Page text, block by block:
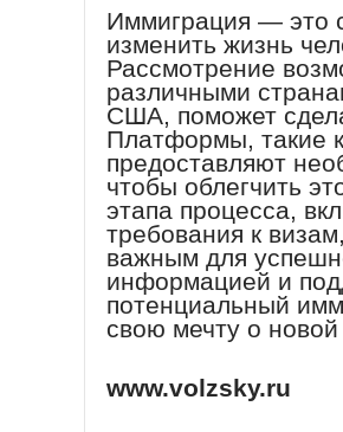
Иммиграция — это
изменить жизнь
Рассмотрение
различными
США, поможет
Платформы, такие
предоставляют
чтобы облегчить
этапа процесса,
требования к
важным для
информацией и
потенциальный
свою мечту о
www.volzsky.ru